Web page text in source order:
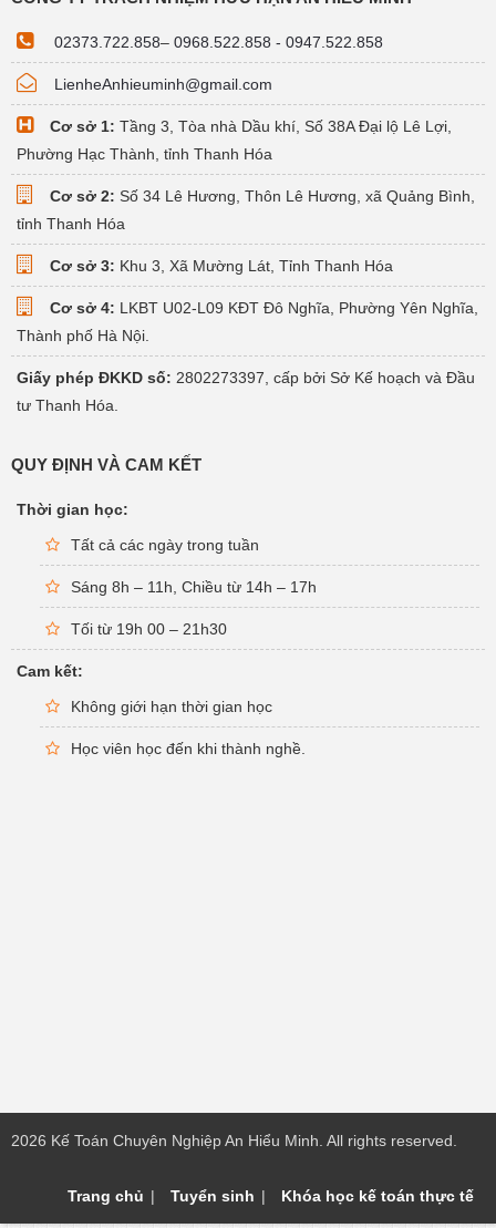
02373.722.858– 0968.522.858 - 0947.522.858
LienheAnhieuminh@gmail.com
Cơ sở 1: Tầng 3, Tòa nhà Dầu khí, Số 38A Đại lộ Lê Lợi,
Phường Hạc Thành, tỉnh Thanh Hóa
Cơ sở 2: Số 34 Lê Hương, Thôn Lê Hương, xã Quảng Bình,
tỉnh Thanh Hóa
Cơ sở 3: Khu 3, Xã Mường Lát, Tỉnh Thanh Hóa
Cơ sở 4: LKBT U02-L09 KĐT Đô Nghĩa, Phường Yên Nghĩa,
Thành phố Hà Nội.
Giấy phép ĐKKD số: 2802273397, cấp bởi Sở Kế hoạch và Đầu
tư Thanh Hóa.
QUY ĐỊNH VÀ CAM KẾT
Thời gian học:
Tất cả các ngày trong tuần
Sáng 8h – 11h, Chiều từ 14h – 17h
Tối từ 19h 00 – 21h30
Cam kết:
Không giới hạn thời gian học
Học viên học đến khi thành nghề.
2026 Kế Toán Chuyên Nghiệp An Hiểu Minh. All rights reserved.
Trang chủ Tuyển sinh Khóa học kế toán thực tế